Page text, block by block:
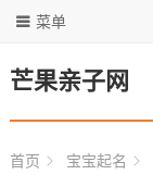
芒果亲子网
菜单
首页 宝宝起名